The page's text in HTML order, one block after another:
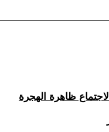
ظاهرة الهجرة